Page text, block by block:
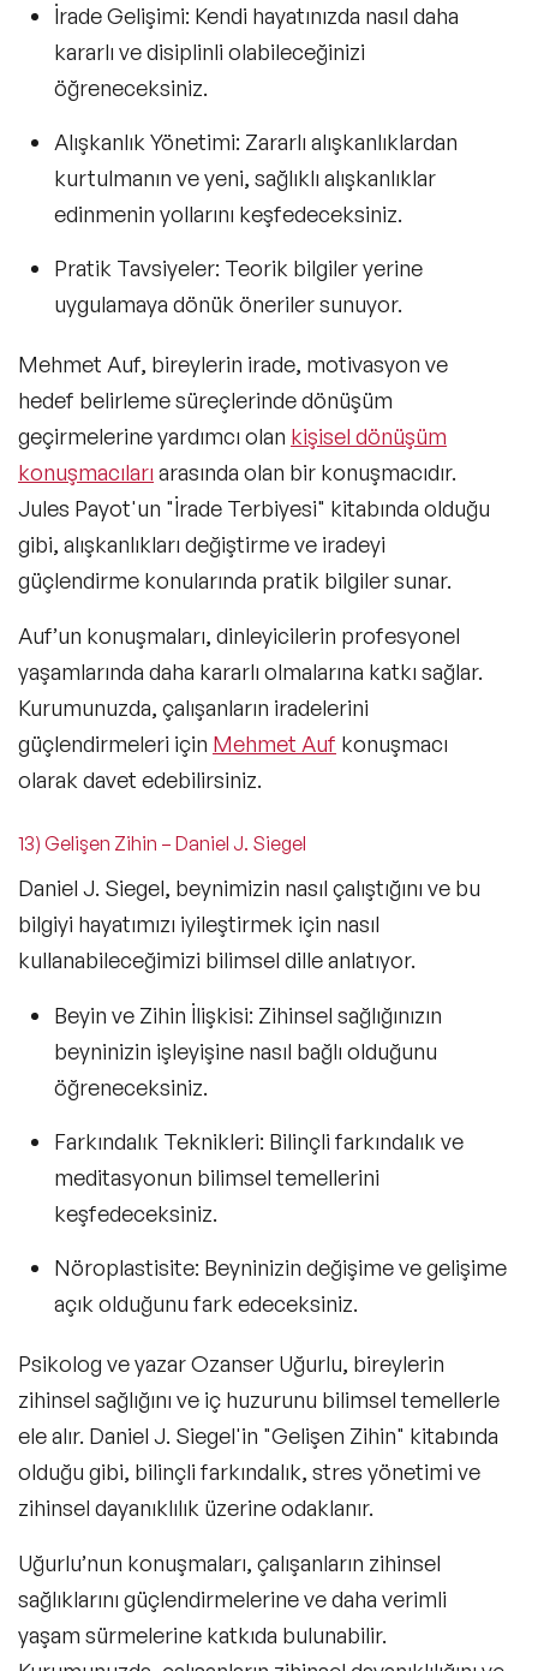
İrade Gelişimi: Kendi hayatınızda nasıl daha
kararlı ve disiplinli olabileceğinizi
öğreneceksiniz.
Alışkanlık Yönetimi: Zararlı alışkanlıklardan
kurtulmanın ve yeni, sağlıklı alışkanlıklar
edinmenin yollarını keşfedeceksiniz.
Pratik Tavsiyeler: Teorik bilgiler yerine
uygulamaya dönük öneriler sunuyor.
Mehmet Auf, bireylerin irade, motivasyon ve
hedef belirleme süreçlerinde dönüşüm
geçirmelerine yardımcı olan kişisel dönüşüm
konuşmacıları arasında olan bir konuşmacıdır.
Jules Payot'un "İrade Terbiyesi" kitabında olduğu
gibi, alışkanlıkları değiştirme ve iradeyi
güçlendirme konularında pratik bilgiler sunar.
Auf’un konuşmaları, dinleyicilerin profesyonel
yaşamlarında daha kararlı olmalarına katkı sağlar.
Kurumunuzda, çalışanların iradelerini
güçlendirmeleri için Mehmet Auf konuşmacı
olarak davet edebilirsiniz.
13) Gelişen Zihin – Daniel J. Siegel
Daniel J. Siegel, beynimizin nasıl çalıştığını ve bu
bilgiyi hayatımızı iyileştirmek için nasıl
kullanabileceğimizi bilimsel dille anlatıyor.
Beyin ve Zihin İlişkisi: Zihinsel sağlığınızın
beyninizin işleyişine nasıl bağlı olduğunu
öğreneceksiniz.
Farkındalık Teknikleri: Bilinçli farkındalık ve
meditasyonun bilimsel temellerini
keşfedeceksiniz.
Nöroplastisite: Beyninizin değişime ve gelişime
açık olduğunu fark edeceksiniz.
Psikolog ve yazar Ozanser Uğurlu, bireylerin
zihinsel sağlığını ve iç huzurunu bilimsel temellerle
ele alır. Daniel J. Siegel'in "Gelişen Zihin" kitabında
olduğu gibi, bilinçli farkındalık, stres yönetimi ve
zihinsel dayanıklılık üzerine odaklanır.
Uğurlu’nun konuşmaları, çalışanların zihinsel
sağlıklarını güçlendirmelerine ve daha verimli
yaşam sürmelerine katkıda bulunabilir.